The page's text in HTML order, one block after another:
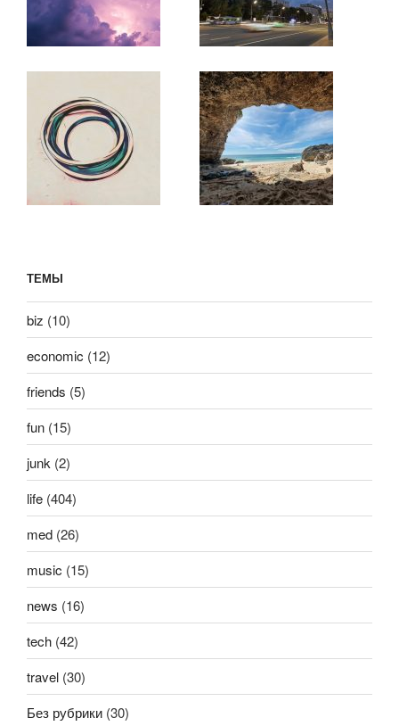
ТЕМЫ
biz (10)
economic (12)
friends (5)
fun (15)
junk (2)
life (404)
med (26)
music (15)
news (16)
tech (42)
travel (30)
Без рубрики (30)